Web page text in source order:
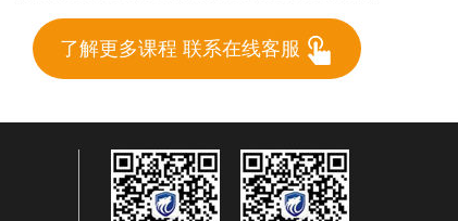
了解更多课程 联系在线客服